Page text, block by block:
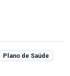
Plano de Saúde